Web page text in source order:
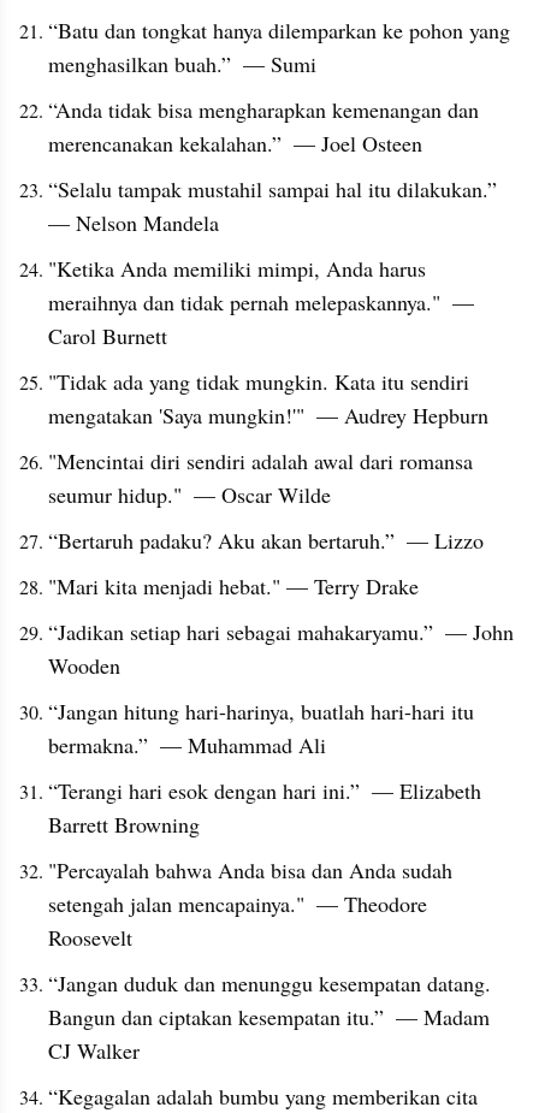
“Batu dan tongkat hanya dilemparkan ke pohon yang
menghasilkan buah.”  — Sumi
“Anda tidak bisa mengharapkan kemenangan dan
merencanakan kekalahan.”  — Joel Osteen
“Selalu tampak mustahil sampai hal itu dilakukan.”
— Nelson Mandela
"Ketika Anda memiliki mimpi, Anda harus
meraihnya dan tidak pernah melepaskannya."  —
Carol Burnett
"Tidak ada yang tidak mungkin. Kata itu sendiri
mengatakan 'Saya mungkin!'"  — Audrey Hepburn
"Mencintai diri sendiri adalah awal dari romansa
seumur hidup."  — Oscar Wilde
“Bertaruh padaku? Aku akan bertaruh.”  — Lizzo
"Mari kita menjadi hebat." — Terry Drake
“Jadikan setiap hari sebagai mahakaryamu.”  — John
Wooden
“Jangan hitung hari-harinya, buatlah hari-hari itu
bermakna.”  — Muhammad Ali
“Terangi hari esok dengan hari ini.”  — Elizabeth
Barrett Browning
"Percayalah bahwa Anda bisa dan Anda sudah
setengah jalan mencapainya."  — Theodore
Roosevelt
“Jangan duduk dan menunggu kesempatan datang.
Bangun dan ciptakan kesempatan itu.”  — Madam
CJ Walker
“Kegagalan adalah bumbu yang memberikan cita